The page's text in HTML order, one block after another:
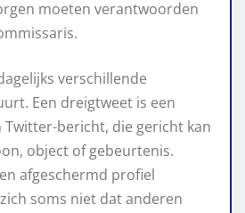
moeten verantwoorden
verschillende
Een dreigtweet is een
Twitter-bericht, die gericht kan
object of gebeurtenis.
afgeschermd profiel
soms niet dat anderen